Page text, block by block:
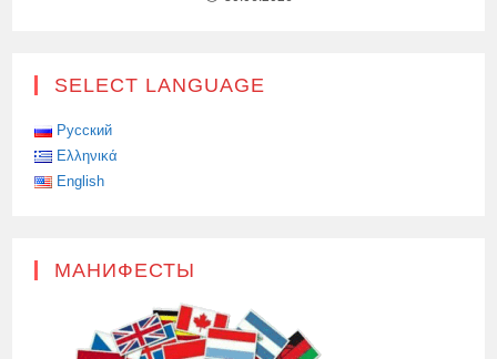
SELECT LANGUAGE
Русский
Ελληνικά
English
МАНИФЕСТЫ